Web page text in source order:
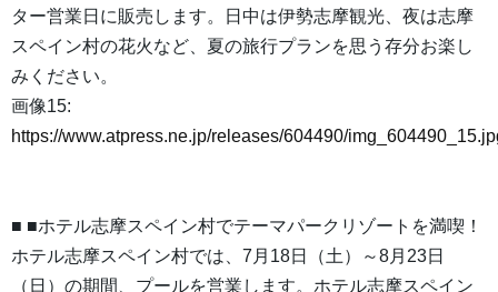
ター営業日に販売します。日中は伊勢志摩観光、夜は志摩
スペイン村の花火など、夏の旅行プランを思う存分お楽し
みください。
画像15:
https://www.atpress.ne.jp/releases/604490/
■ ■ホテル志摩スペイン村でテーマパークリゾートを満喫！
ホテル志摩スペイン村では、7月18日（土）～8月23日
（日）の期間、プールを営業します。ホテル志摩スペイン